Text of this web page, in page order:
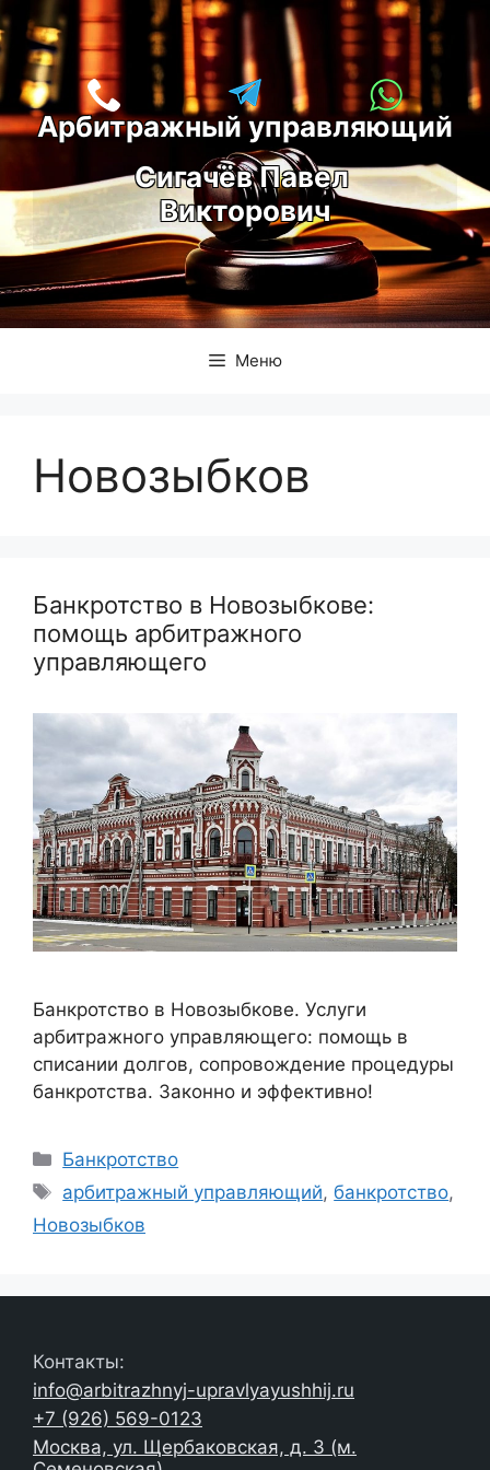
Перейти
к
содержимому
Арбитражный управляющий
Сигачёв Павел
Викторович
Меню
Новозыбков
Банкротство в Новозыбкове:
помощь арбитражного
управляющего
Банкротство в Новозыбкове. Услуги
арбитражного управляющего: помощь в
списании долгов, сопровождение процедуры
банкротства. Законно и эффективно!
Рубрики
Банкротство
Метки
арбитражный управляющий,банкротство,
Новозыбков
Контакты:
info@arbitrazhnyj-upravlyayushhij.ru
+7 (926) 569-0123
Москва, ул. Щербаковская, д. 3 (м.